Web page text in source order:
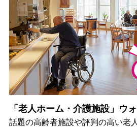
「老人ホーム・介護施設」ウ
話題の高齢者施設や評判の高い老